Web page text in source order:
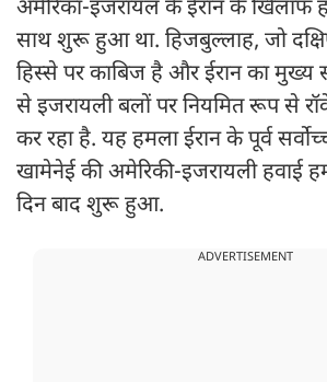
अमेरिका-इजरायल के ईरान के खिलाफ
साथ शुरू हुआ था. हिजबुल्लाह, जो
हिस्से पर काबिज है और ईरान का मुख्य
से इजरायली बलों पर नियमित रूप से
कर रहा है. यह हमला ईरान के पूर्व
खामेनेई की अमेरिकी-इजरायली हवाई
दिन बाद शुरू हुआ.
ADVERTISEMENT